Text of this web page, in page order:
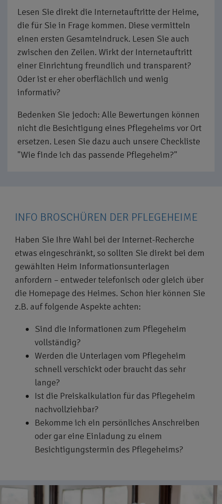
Lesen Sie direkt die Internetauftritte der Heime,
die für Sie in Frage kommen. Diese vermitteln
einen ersten Gesamteindruck. Lesen Sie auch
zwischen den Zeilen. Wirkt der Internetauftritt
einer Einrichtung freundlich und transparent?
Oder ist er eher oberflächlich und wenig
informativ?
Bedenken Sie jedoch: Alle Bewertungen können
nicht die Besichtigung eines Pflegeheims vor Ort
ersetzen. Lesen Sie dazu auch unsere Checkliste
"Wie finde ich das passende Pflegeheim?"
INFO BROSCHÜREN DER PFLEGEHEIME
Haben Sie Ihre Wahl bei der Internet-Recherche
etwas eingeschränkt, so sollten Sie direkt bei dem
gewählten Heim Informationsunterlagen
anfordern – entweder telefonisch oder gleich über
die Homepage des Heimes. Schon hier können Sie
z.B. auf folgende Aspekte achten:
Sind die Informationen zum Pflegeheim
vollständig?
Werden die Unterlagen vom Pflegeheim
schnell verschickt oder braucht das sehr
lange?
Ist die Preiskalkulation für das Pflegeheim
nachvollziehbar?
Bekomme ich ein persönliches Anschreiben
oder gar eine Einladung zu einem
Besichtigungstermin des Pflegeheims?